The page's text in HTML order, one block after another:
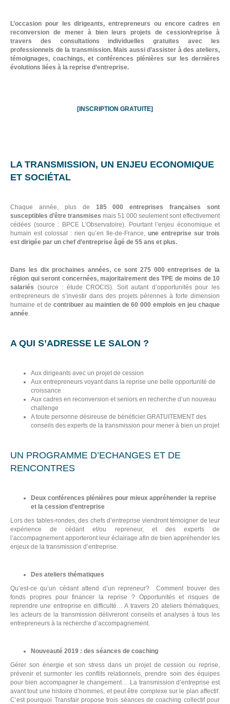
L’occasion pour les dirigeants, entrepreneurs ou encore cadres en
reconversion de mener à bien leurs projets de cession/reprise à
travers des consultations individuelles gratuites avec les
professionnels de la transmission. Mais aussi d’assister à des ateliers,
témoignages, coachings, et conférences plénières sur les dernières
évolutions liées à la reprise d’entreprise.
[INSCRIPTION GRATUITE]
LA TRANSMISSION, UN ENJEU ECONOMIQUE
ET SOCIÉTAL
Chaque année, plus de 185 000 entreprises françaises sont
susceptibles d’être transmises mais 51 000 seulement sont effectivement
cédées (source : BPCE L’Observatoire). Pourtant l’enjeu économique et
humain est colossal : rien qu’en Ile-de-France, une entreprise sur trois
est dirigée par un chef d’entreprise âgé de 55 ans et plus.
Dans les dix prochaines années, ce sont 275 000 entreprises de la
région qui seront concernées, majoritairement des TPE de moins de 10
salariés (source : étude CROCIS). Soit autant d’opportunités pour les
entrepreneurs de s’investir dans des projets pérennes à forte dimension
humaine et de contribuer au maintien de 60 000 emplois en jeu chaque
année.
A QUI S’ADRESSE LE SALON ?
Aux dirigeants avec un projet de cession
Aux entrepreneurs voyant dans la reprise une belle opportunité de
croissance
Aux cadres en reconversion et seniors en recherche d’un nouveau
challenge
A toute personne désireuse de bénéficier GRATUITEMENT des
conseils des experts de la transmission pour mener à bien un projet
UN PROGRAMME D’ECHANGES ET DE
RENCONTRES
Deux conférences plénières pour mieux appréhender la reprise
et la cession d’entreprise
Lors des tables-rondes, des chefs d’entreprise viendront témoigner de leur
expérience de cédant et/ou repreneur, et des experts de
l’accompagnement apporteront leur éclairage afin de bien appréhender les
enjeux de la transmission d’entreprise.
Des ateliers thématiques
Qu’est-ce qu’un cédant attend d’un repreneur? Comment trouver des
fonds propres pour financer la reprise ? Opportunités et risques de
reprendre une entreprise en difficulté… A travers 20 ateliers thématiques,
les acteurs de la transmission délivreront conseils et analyses à tous les
entrepreneurs à la recherche d’accompagnement.
Nouveauté 2019 : des séances de coaching
Gérer son énergie et son stress dans un projet de cession ou reprise,
prévenir et surmonter les conflits relationnels, prendre soin des équipes
pour bien accompagner le changement… La transmission d’entreprise est
avant tout une histoire d’hommes, et peut être complexe sur le plan affectif.
C’est pourquoi Transfair propose trois séances de coaching collectif pour